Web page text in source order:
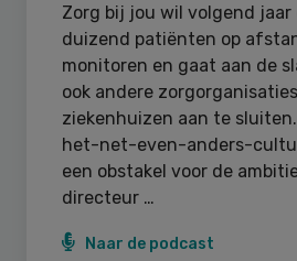
Zorg bij jou wil volgend jaar
duizend patiënten op
monitoren en gaat aan de
ook andere
ziekenhuizen aan te
het-net-even-anders-
een obstakel voor de
directeur …
Naar de podcast